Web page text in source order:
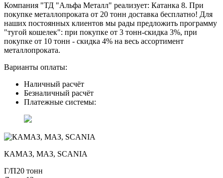
Компания "ТД "Альфа Металл" реализует: Катанка 8. При
покупке металлопроката от 20 тонн доставка бесплатно! Для
наших постоянных клиентов мы рады предложить программу
"тугой кошелек": при покупке от 3 тонн-скидка 3%, при
покупке от 10 тонн - скидка 4% на весь ассортимент
металлопроката.
Варианты оплаты:
Наличный расчёт
Безналичный расчёт
Платежные системы:
КАМАЗ, МАЗ, SCANIA
Г/П20 тонн